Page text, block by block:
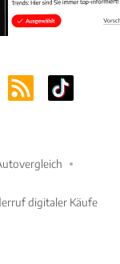
digitaler Käufe